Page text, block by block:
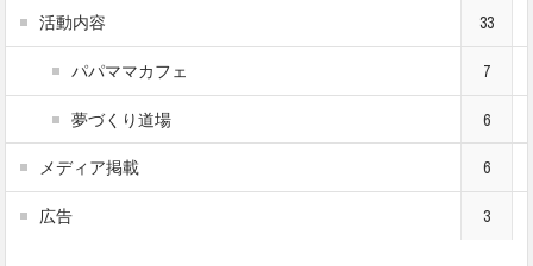
活動内容 33
パパママカフェ 7
夢づくり道場 6
メディア掲載 6
広告 3